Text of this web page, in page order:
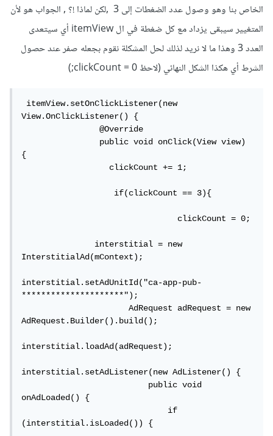
الخاص بنا وهو وصول عدد الضغطات إلى 3 ,لكن لماذا !؟ , الجواب هو لأن
المتغيير سيبقى يزداد مع كل ضغطة في ال itemView أي سيتعدى
العدد 3 وهذا ما لا نريد لذلك لحل المشكلة نقوم بجعله صفر عند حصول
الشرط أي هكذا الشكل النهائي (لاحظ clickCount = 0;)
itemView.setOnClickListener(new
View.OnClickListener() {
                @Override
                public void onClick(View view)
{
                  clickCount += 1;
                   if(clickCount == 3){
				clickCount = 0;
               interstitial = new
InterstitialAd(mContext);
interstitial.setAdUnitId("ca-app-pub-
*********************");
                      AdRequest adRequest = new
AdRequest.Builder().build();
interstitial.loadAd(adRequest);
interstitial.setAdListener(new AdListener() {
                          public void
onAdLoaded() {
                              if
(interstitial.isLoaded()) {